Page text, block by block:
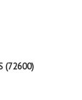
(72600)